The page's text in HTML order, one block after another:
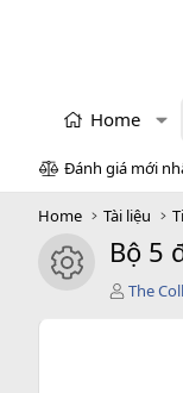
Home
Đánh giá mới
Home Tài liệu
icon
Bộ 5
T
The